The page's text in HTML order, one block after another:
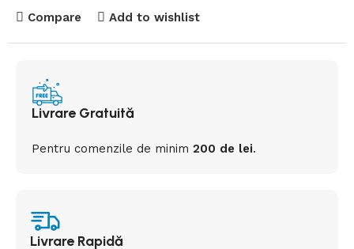
Compare Add to wishlist
Livrare Gratuită
Pentru comenzile de minim200 de lei.
Livrare Rapidă